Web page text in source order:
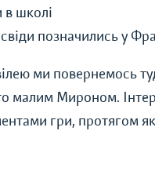
в школі
позначились у
ми повернемось
малим Мироном.
гри, протягом